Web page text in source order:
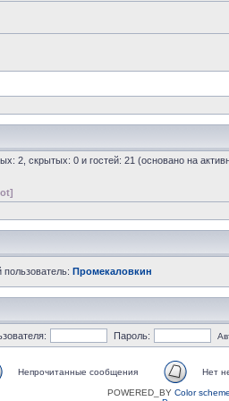
2, скрытых: 0 и гостей: 21 (основано на
Промекаловкин
Пароль:
Непрочитанные сообщения Нет
POWERED_BY Color